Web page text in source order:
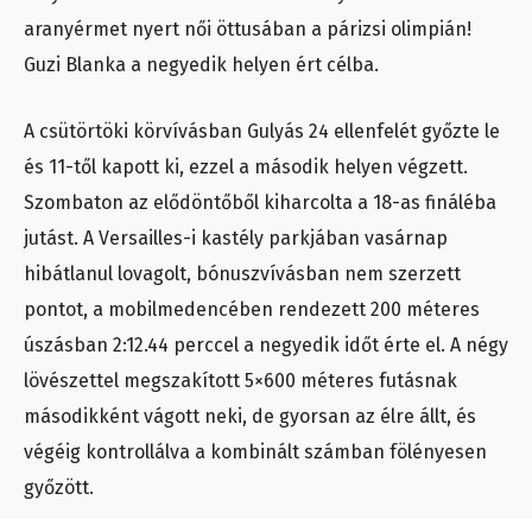
aranyérmet nyert női öttusában a párizsi olimpián!
Guzi Blanka a negyedik helyen ért célba.
A csütörtöki körvívásban Gulyás 24 ellenfelét győzte le
és 11-től kapott ki, ezzel a második helyen végzett.
Szombaton az elődöntőből kiharcolta a 18-as fináléba
jutást. A Versailles-i kastély parkjában vasárnap
hibátlanul lovagolt, bónuszvívásban nem szerzett
pontot, a mobilmedencében rendezett 200 méteres
úszásban 2:12.44 perccel a negyedik időt érte el. A négy
lövészettel megszakított 5×600 méteres futásnak
másodikként vágott neki, de gyorsan az élre állt, és
végéig kontrollálva a kombinált számban fölényesen
győzött.